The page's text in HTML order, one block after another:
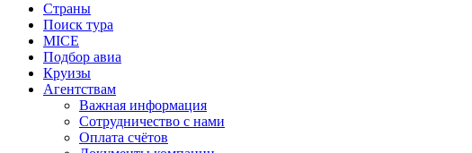
Страны
Поиск тура
MICE
Подбор авиа
Круизы
Агентствам
Важная информация
Сотрудничество с нами
Оплата счётов